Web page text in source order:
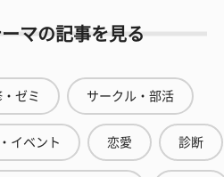
マの記事を見る
ゼミ サークル・部活
イベント 恋愛 診断